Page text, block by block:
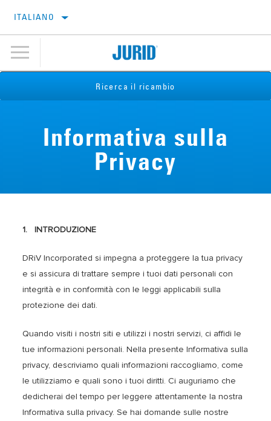
ITALIANO
Ricerca il ricambio
Informativa sulla
Privacy
1. INTRODUZIONE
DRiV Incorporated si impegna a proteggere la tua privacy
e si assicura di trattare sempre i tuoi dati personali con
integrità e in conformità con le leggi applicabili sulla
protezione dei dati.
Quando visiti i nostri siti e utilizzi i nostri servizi, ci affidi le
tue informazioni personali. Nella presente Informativa sulla
privacy, descriviamo quali informazioni raccogliamo, come
le utilizziamo e quali sono i tuoi diritti. Ci auguriamo che
dedicherai del tempo per leggere attentamente la nostra
Informativa sulla privacy. Se hai domande sulle nostre